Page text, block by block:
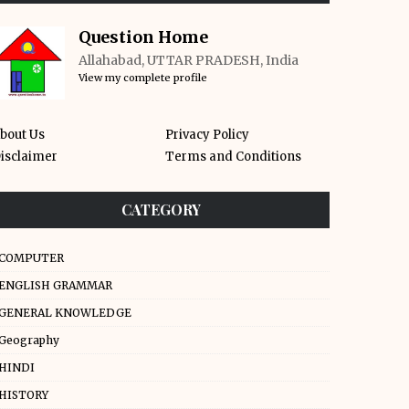
Question Home
Allahabad, UTTAR PRADESH, India
View my complete profile
Us
Privacy Policy
Terms and Conditions
CATEGORY
GRAMMAR
KNOWLEDGE